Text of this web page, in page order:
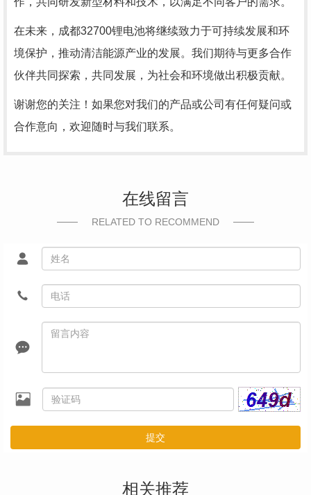
在未来，成都32700锂电池将继续致力于可持续发展和环
境保护，推动清洁能源产业的发展。我们期待与更多合作
伙伴共同探索，共同发展，为社会和环境做出积极贡献。
谢谢您的关注！如果您对我们的产品或公司有任何疑问或
合作意向，欢迎随时与我们联系。
在线留言
RELATED TO RECOMMEND
提交
相关推荐